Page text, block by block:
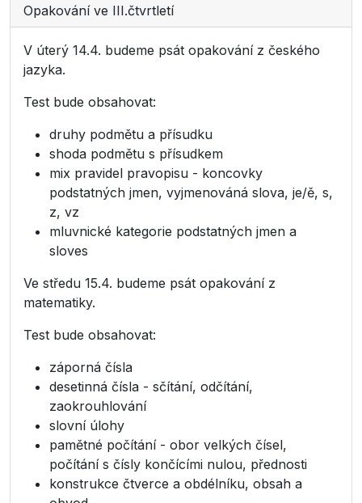
Opakování ve III.čtvrtletí
V úterý 14.4. budeme psát opakování z českého
jazyka.
Test bude obsahovat:
druhy podmětu a přísudku
shoda podmětu s přísudkem
mix pravidel pravopisu - koncovky
podstatných jmen, vyjmenováná slova, je/ě, s,
z, vz
mluvnické kategorie podstatných jmen a
sloves
Ve středu 15.4. budeme psát opakování z
matematiky.
Test bude obsahovat:
záporná čísla
desetinná čísla - sčítání, odčítání,
zaokrouhlování
slovní úlohy
pamětné počítání - obor velkých čísel,
počítání s čísly končícími nulou, přednosti
konstrukce čtverce a obdélníku, obsah a